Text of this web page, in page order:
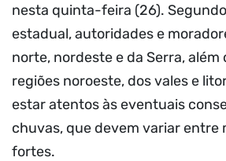
nesta quinta-feira (26).
estadual, autoridades e
norte, nordeste e da Serra, além
regiões noroeste, dos vales e
estar atentos às eventuais
chuvas, que devem variar entre
fortes.